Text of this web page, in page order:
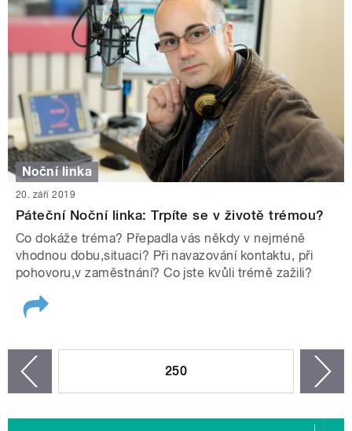
Noční linka
20. září 2019
Páteční Noční linka: Trpíte se v životě trémou?
Co dokáže tréma? Přepadla vás někdy v nejméně
vhodnou dobu,situaci? Při navazování kontaktu, při
pohovoru,v zaměstnání? Co jste kvůli trémě zažili?
250